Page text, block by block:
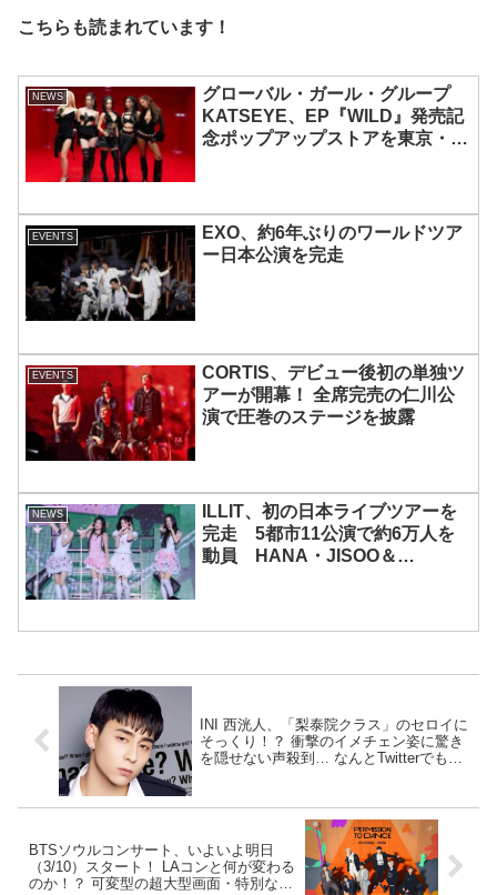
こちらも読まれています！
NEWS
グローバル・ガール・グループ
KATSEYE、EP『WILD』発売記
念ポップアップストアを東京・原
EVENTS
EXO、約6年ぶりのワールドツア
ー日本公演を完走
EVENTS
CORTIS、デビュー後初の単独ツ
アーが開幕！ 全席完売の仁川公
演で圧巻のステージを披露
NEWS
ILLIT、初の日本ライブツアーを
完走 5都市11公演で約6万人を
動員 HANA・JISOO＆
INI 西洸人、「梨泰院クラス」のセロイに
そっくり！？ 衝撃のイメチェン姿に驚き
を隠せない声殺到… なんとTwitterでもト
BTSソウルコンサート、いよいよ明日
（3/10）スタート！ LAコンと何が変わる
のか！？ 可変型の超大型画面・特別なセ